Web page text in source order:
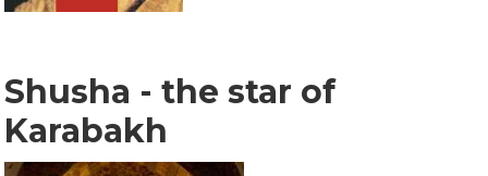
Shusha - the star of
Karabakh